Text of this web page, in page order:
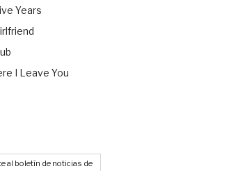
Years
I Leave You
al boletín de noticias de